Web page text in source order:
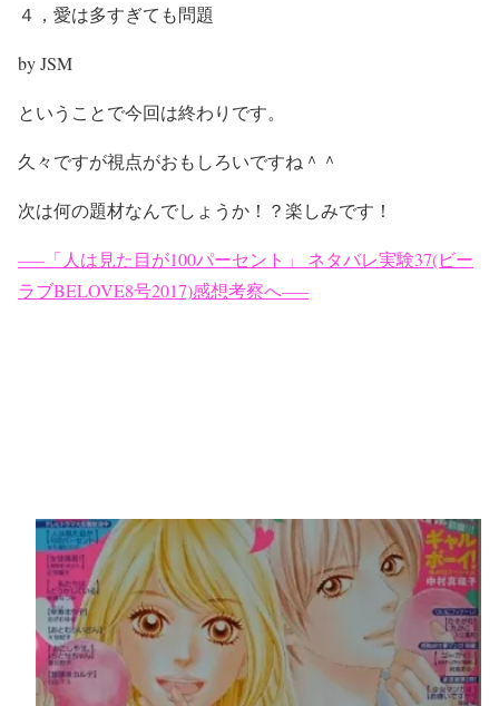
４，愛は多すぎても問題
by JSM
ということで今回は終わりです。
久々ですが視点がおもしろいですね＾＾
次は何の題材なんでしょうか！？楽しみです！
—–「人は見た目が100パーセント」 ネタバレ実験37(ビー
ラブBELOVE8号2017)感想考察へ—–